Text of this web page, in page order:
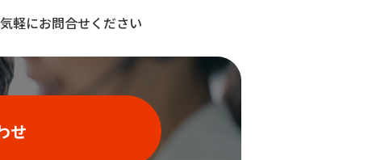
軽にお問合せください
せ